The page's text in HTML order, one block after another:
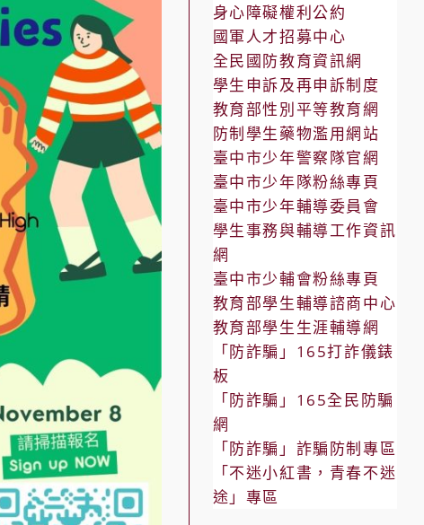
身心障礙權利公約
國軍人才招募中心
全民國防教育資訊網
學生申訴及再申訴制度
教育部性別平等教育網
防制學生藥物濫用網站
臺中市少年警察隊官網
臺中市少年隊粉絲專頁
臺中市少年輔導委員會
學生事務與輔導工作資訊
網
臺中市少輔會粉絲專頁
教育部學生輔導諮商中心
教育部學生生涯輔導網
「防詐騙」165打詐儀錶
板
「防詐騙」165全民防騙
網
「防詐騙」詐騙防制專區
「不迷小紅書，青春不迷
途」專區